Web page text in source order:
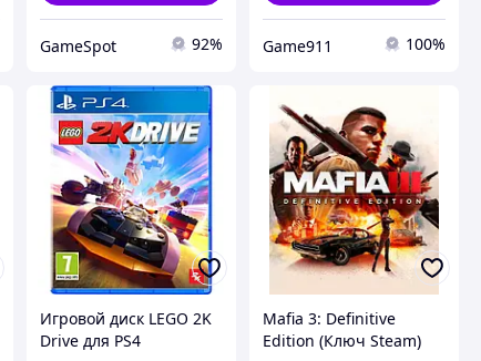
GameSpot 92% Game911 100%
Игровой диск LEGO 2K
Drive для PS4
Mafia 3: Definitive
Edition (Ключ Steam)